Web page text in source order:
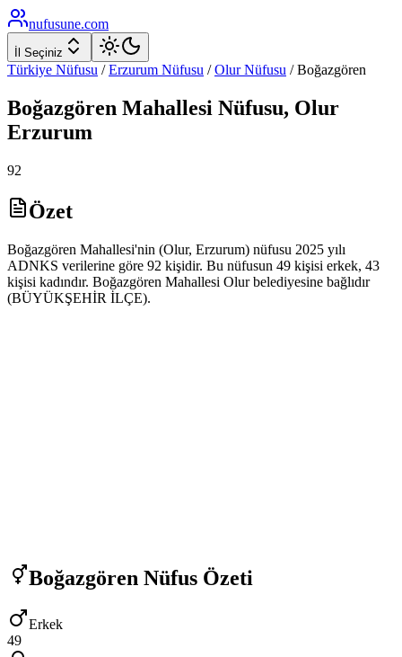
nufusune.com
İl Seçiniz
Türkiye Nüfusu / Erzurum Nüfusu / OlurNüfusu /Boğazgören
Boğazgören Mahallesi Nüfusu, Olur
Erzurum
92
Özet
Boğazgören Mahallesi'nin (Olur, Erzurum) nüfusu 2025 yılı
ADNKS verilerine göre 92 kişidir. Bu nüfusun 49 kişisi erkek, 43
kişisi kadındır. Boğazgören Mahallesi Olur belediyesine bağlıdır
(BÜYÜKŞEHİR İLÇE).
Boğazgören Nüfus Özeti
Erkek
49